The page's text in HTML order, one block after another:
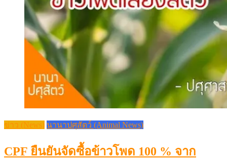
ข่าว (News) นานาปศุสัตว์ (Animal News)
CPF ยืนยันจัดซื้อข้าวโพด 100 % จาก